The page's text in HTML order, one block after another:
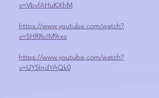
v=VbvfAHuKXhM
https://www.youtube.com/watch?
v=5HRRcIM9rxc
https://www.youtube.com/watch?
v=UY5IndYAQk0